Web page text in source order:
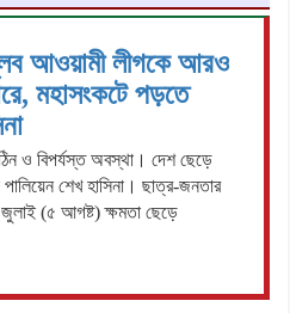
আওয়ামী লীগকে আরও
মহাসংকটে পড়তে
ও বিপর্যস্ত অবস্থা। দেশ ছেড়ে
পালিয়েন শেখ হাসিনা। ছাত্র-জনতার
(৫ আগষ্ট) ক্ষমতা ছেড়ে